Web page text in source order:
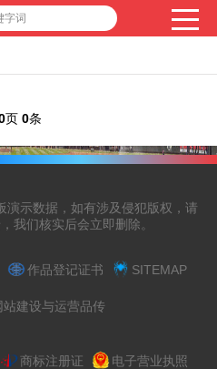
字词
页 0条
演示数据，如有涉及侵犯版权，请
我们核实后会立即删除。
作品登记证书 SITEMAP
站建设与运营品传
商标注册证 电子营业执照